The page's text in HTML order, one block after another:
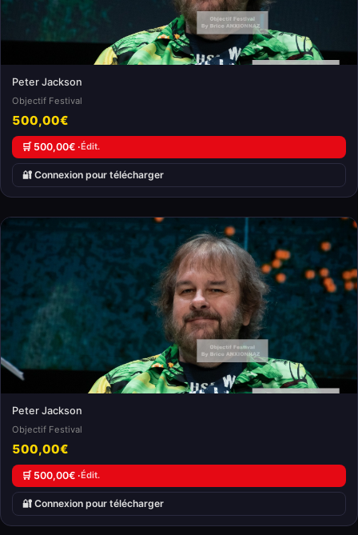
Peter Jackson
Objectif Festival
500,00€
🛒 500,00€ ·Édit.
🔐 Connexion pour télécharger
Peter Jackson
Objectif Festival
500,00€
🛒 500,00€ ·Édit.
🔐 Connexion pour télécharger